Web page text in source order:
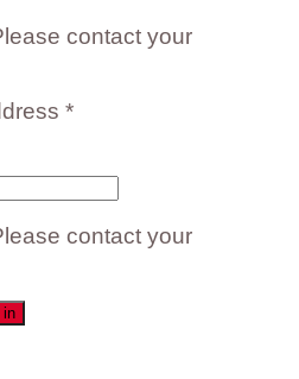
contact your
*
contact your
in